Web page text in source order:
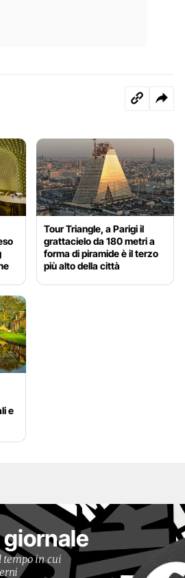
Tour Triangle, a Parigi il
grattacielo da 180 metri a
forma di piramide è il terzo
più alto della città
e
giornale
tempo in cui